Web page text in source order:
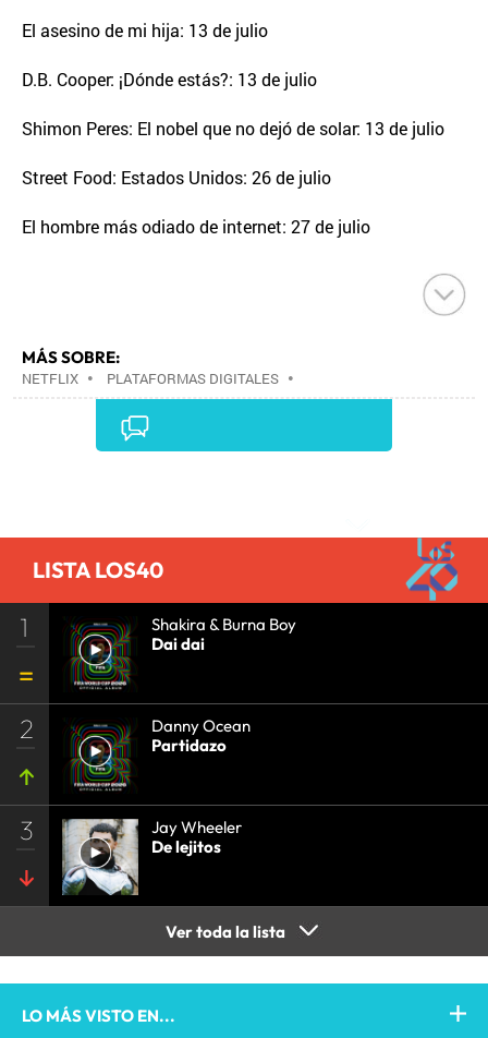
El asesino de mi hija: 13 de julio
D.B. Cooper: ¡Dónde estás?: 13 de julio
Shimon Peres: El nobel que no dejó de solar: 13 de julio
Street Food: Estados Unidos: 26 de julio
El hombre más odiado de internet: 27 de julio
MÁS SOBRE:
NETFLIX • PLATAFORMAS DIGITALES •
TELEVISIÓN IP•TELEVISIÓN•INTERNET•
•ECONOMÍA
MEDIOS COMUNICACIÓN•COMUNICACIONES•
LISTA LOS40
1
Shakira & Burna Boy
Dai dai
2
Danny Ocean
Partidazo
3
Jay Wheeler
De lejitos
Ver toda la lista
LO MÁS VISTO EN...